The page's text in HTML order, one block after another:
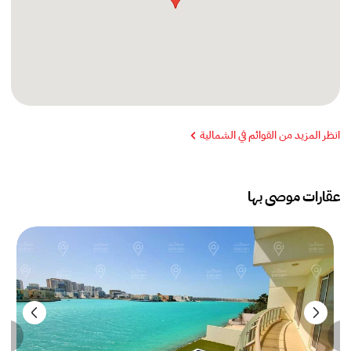
انظر المزيد من القوائم في الشمالية
عقارات موصى بها